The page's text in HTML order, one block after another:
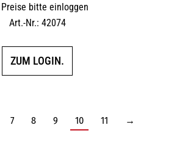
Preise bitte einloggen
Art.-Nr.: 42074
ZUM LOGIN.
7 8 9 10 11 →